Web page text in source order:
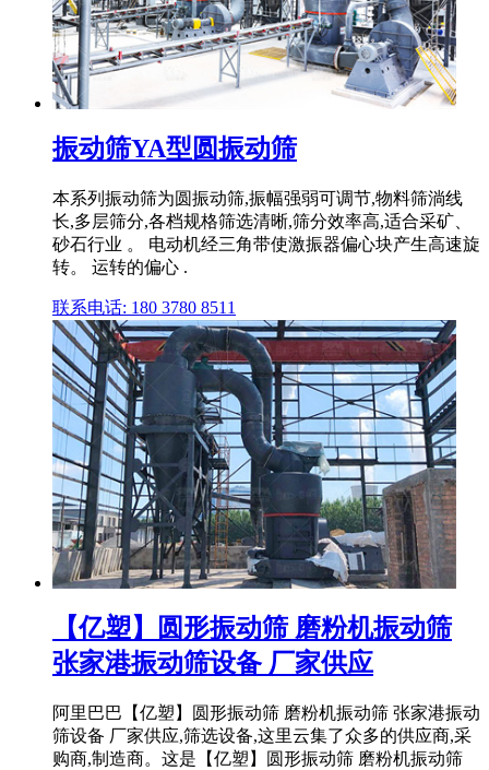
振动筛YA型圆振动筛
本系列振动筛为圆振动筛,振幅强弱可调节,物料筛淌线
长,多层筛分,各档规格筛选清晰,筛分效率高,适合采矿、
砂石行业 。 电动机经三角带使激振器偏心块产生高速旋
转。 运转的偏心 .
联系电话: 180 3780 8511
【亿塑】圆形振动筛 磨粉机振动筛
张家港振动筛设备 厂家供应
阿里巴巴【亿塑】圆形振动筛 磨粉机振动筛 张家港振动
筛设备 厂家供应,筛选设备,这里云集了众多的供应商,采
购商,制造商。这是【亿塑】圆形振动筛 磨粉机振动筛